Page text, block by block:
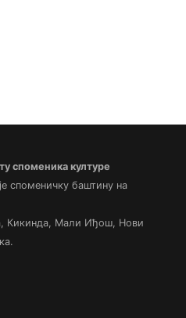
споменика културе
споменичку баштину на
Кикинда, Мали Иђош, Нови